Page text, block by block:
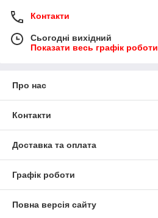
Контакти
Сьогодні вихідний
Показати весь графік роботи
Про нас
Контакти
Доставка та оплата
Графік роботи
Повна версія сайту